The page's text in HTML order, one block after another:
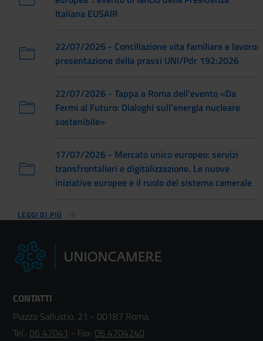
Italiana EUSAIR
22/07/2026 - Conciliazione vita familiare e lavoro:
presentazione della prassi UNI/Pdr 192:2026
22/07/2026 - Tappa a Roma dell'evento «Da
Fermi al Futuro: Dialoghi sull'energia nucleare
sostenibile»
17/07/2026 - Mercato unico europeo: servizi
transfrontalieri e digitalizzazione. Le nuove
iniziative europee e il ruolo del sistema camerale
LEGGI DI PIÙ
CONTATTI
Piazza Sallustio, 21 - 00187 Roma
Tel.: 06 47041 - Fax: 06 4704240